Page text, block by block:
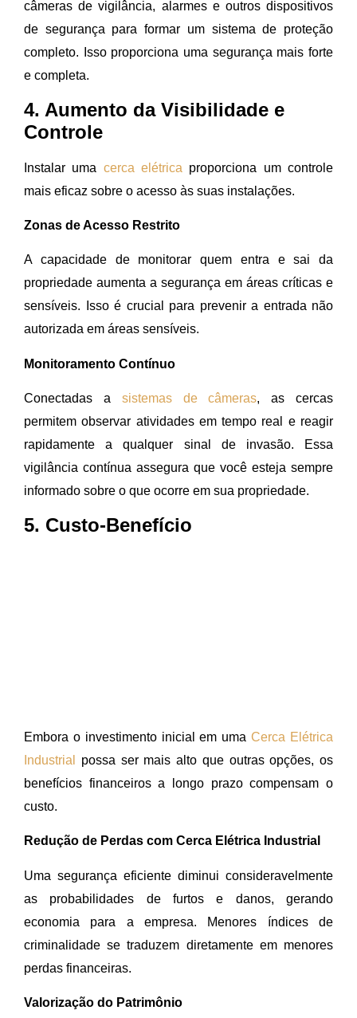
câmeras de vigilância, alarmes e outros dispositivos
de segurança para formar um sistema de proteção
completo. Isso proporciona uma segurança mais forte
e completa.
4. Aumento da Visibilidade e
Controle
Instalar uma cerca elétrica proporciona um controle
mais eficaz sobre o acesso às suas instalações.
Zonas de Acesso Restrito
A capacidade de monitorar quem entra e sai da
propriedade aumenta a segurança em áreas críticas e
sensíveis. Isso é crucial para prevenir a entrada não
autorizada em áreas sensíveis.
Monitoramento Contínuo
Conectadas a sistemas de câmeras, as cercas
permitem observar atividades em tempo real e reagir
rapidamente a qualquer sinal de invasão. Essa
vigilância contínua assegura que você esteja sempre
informado sobre o que ocorre em sua propriedade.
5. Custo-Benefício
Embora o investimento inicial em umaCerca Elétrica
Industrial
possa ser mais alto que outras opções, os
benefícios financeiros a longo prazo compensam o
custo.
Redução de Perdas com Cerca Elétrica Industrial
Uma segurança eficiente diminui consideravelmente
as probabilidades de furtos e danos, gerando
economia para a empresa. Menores índices de
criminalidade se traduzem diretamente em menores
perdas financeiras.
Valorização do Patrimônio